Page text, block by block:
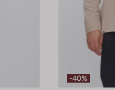
-40%